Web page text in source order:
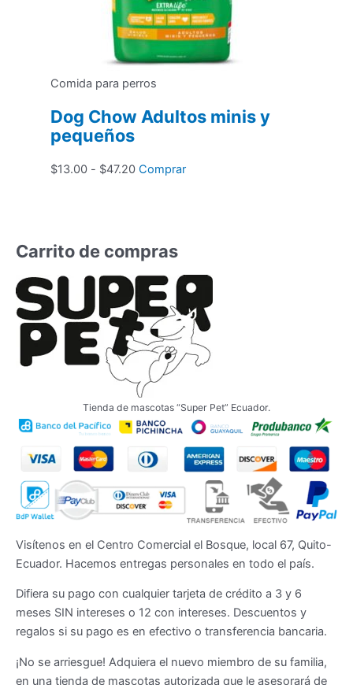
Comida para perros
Dog Chow Adultos minis y
pequeños
$13.00 - $47.20Rango
hasta
$47.20
ComprarEste
opciones
pueden
elegir
en
de
producto
Carrito de compras
Tienda de mascotas “Super Pet” Ecuador.
Visítenos en el Centro Comercial el Bosque, local 67, Quito-
Ecuador. Hacemos entregas personales en todo el país.
Difiera su pago con cualquier tarjeta de crédito a 3 y 6
meses SIN intereses o 12 con intereses. Descuentos y
regalos si su pago es en efectivo o transferencia bancaria.
¡No se arriesgue! Adquiera el nuevo miembro de su familia,
en una tienda de mascotas autorizada que le asesorará de